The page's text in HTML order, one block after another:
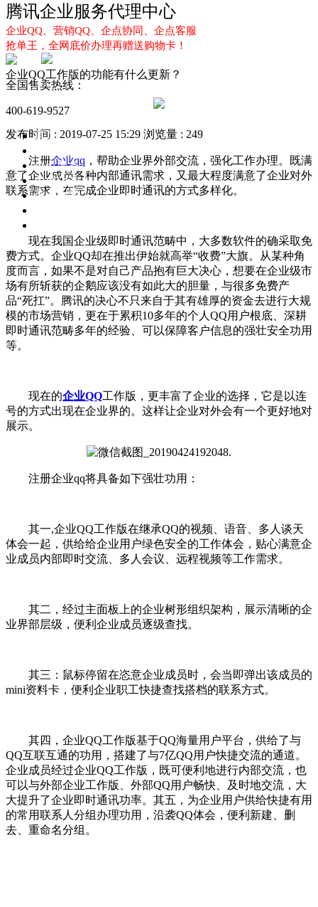
腾讯企业服务代理中心
企业QQ、营销QQ、企点协同、企点客服
抢单王，全网底价办理再赠送购物卡！
全国售卖热线：
400-619-9527
首页
企点服务
企业QQ2.0
企点协同
企业QQ工作版的功能有什么更新？
发布时间 : 2019-07-25 15:29 浏览量 : 249
注册企业qq ，帮助企业界外部交流，强化工作办理。既满
意了企业成员各种内部通讯需求，又最大程度满意了企业对外
联系需求，在完成企业即时通讯的方式多样化。
现在我国企业级即时通讯范畴中，大多数软件的确采取免
费方式。企业QQ却在推出伊始就高举“收费”大旗。从某种角
度而言，如果不是对自己产品抱有巨大决心，想要在企业级市
场有所斩获的企鹅应该没有如此大的胆量，与很多免费产
品“死扛”。腾讯的决心不只来自于其有雄厚的资金去进行大规
模的市场营销，更在于累积10多年的个人QQ用户根底、深耕
即时通讯范畴多年的经验、可以保障客户信息的强壮安全功用
等。
现在的企业QQ工作版，更丰富了企业的选择，它是以连
号的方式出现在企业界的。这样让企业对外会有一个更好地对
展示。
注册企业qq将具备如下强壮功用：
其一,企业QQ工作版在继承QQ的视频、语音、多人谈天
体会一起，供给给企业用户绿色安全的工作体会，贴心满意企
业成员内部即时交流、多人会议、远程视频等工作需求。
其二，经过主面板上的企业树形组织架构，展示清晰的企
业界部层级，便利企业成员逐级查找。
其三：鼠标停留在恣意企业成员时，会当即弹出该成员的
mini资料卡，便利企业职工快捷查找搭档的联系方式。
其四，企业QQ工作版基于QQ海量用户平台，供给了与
QQ互联互通的功用，搭建了与7亿QQ用户快捷交流的通道。
企业成员经过企业QQ工作版，既可便利地进行内部交流，也
可以与外部企业工作版、外部QQ用户畅快、及时地交流，大
大提升了企业即时通讯功率。其五，为企业用户供给快捷有用
的常用联系人分组办理功用，沿袭QQ体会，便利新建、删
去、重命名分组。